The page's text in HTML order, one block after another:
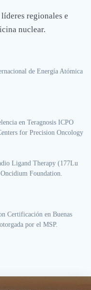
regionales e
nuclear.
de Energía Atómica
en Teragnosis ICPO
for Precision Oncology
Ligand Therapy (177Lu
Foundation.
Certificación en Buenas
por el MSP.